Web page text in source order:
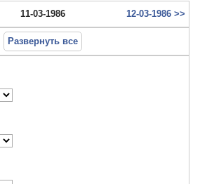
11-03-1986 12-03-1986 >>
Развернуть все